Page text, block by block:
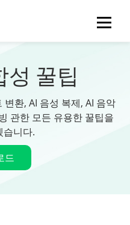
꿀팁
환, AI 음성 복제, AI 음악
관한 모든 유용한 꿀팁을
습니다.
드